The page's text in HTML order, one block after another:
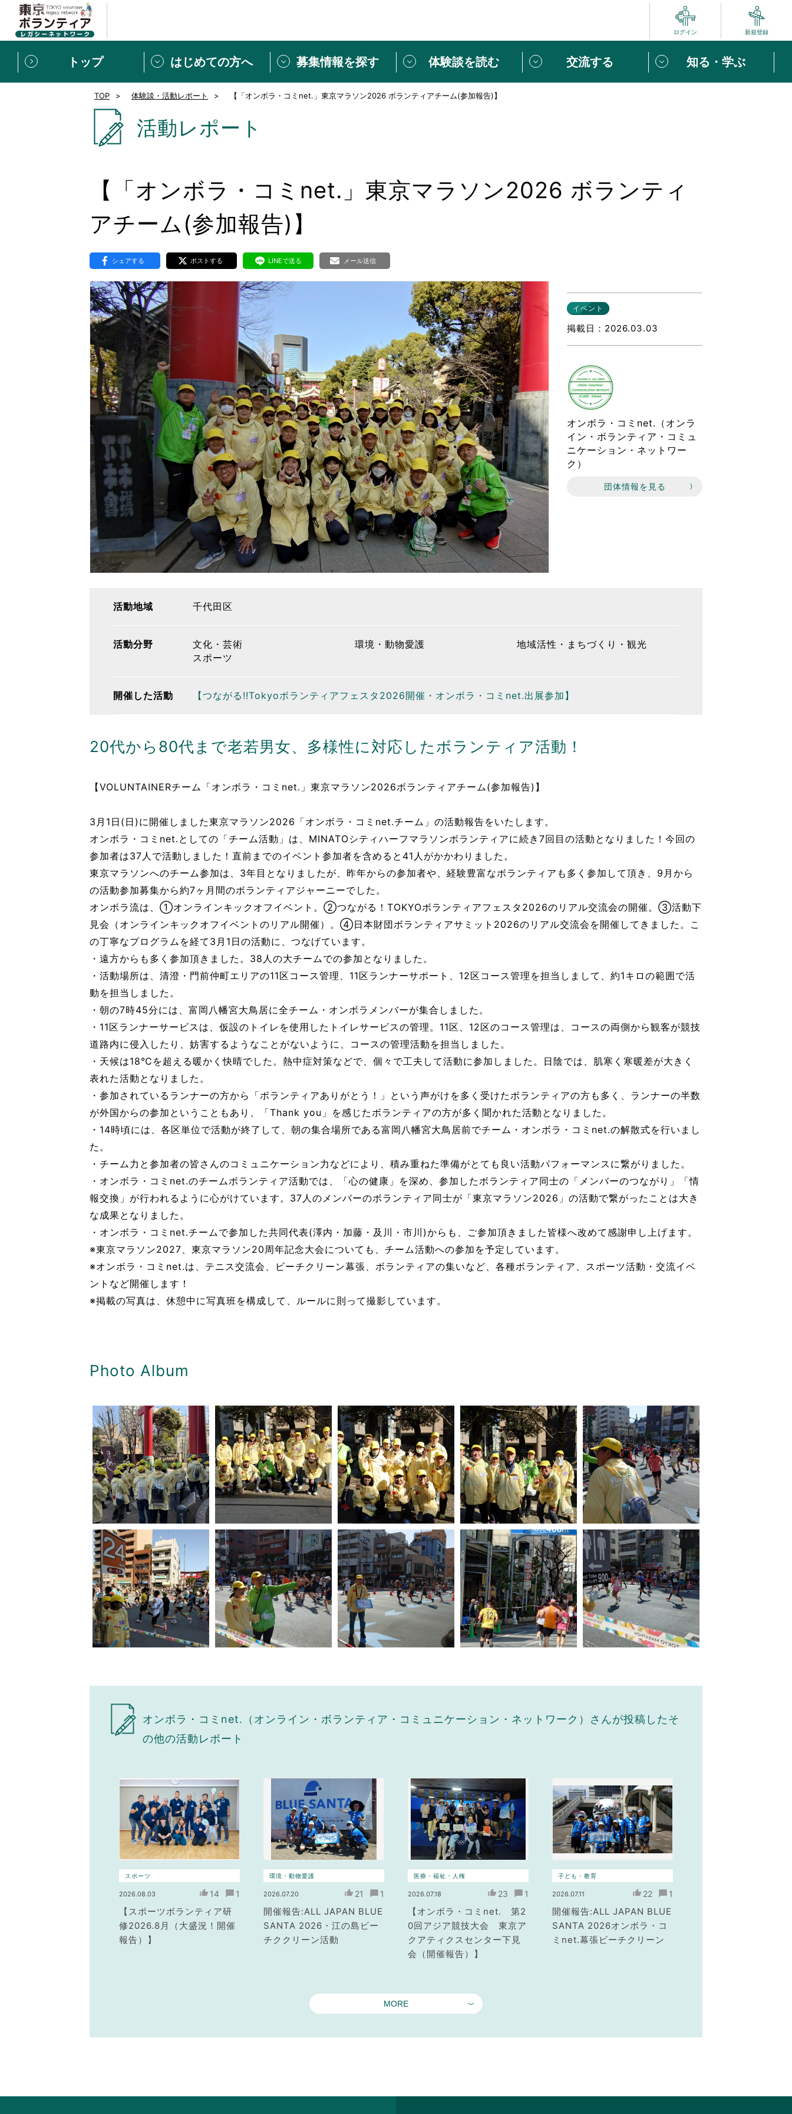
ログイン 新規登録
トップ はじめての方へ
新規登録 ボランティアをしたい方は
東京ボランティアレガシーネットワークとは ボランティアはじめての方へ
VLNポイントとは 中高生が参加できるボランティア
募集情報を探す
募集情報
体験談を読む
[個人] 体験談
交流する
ボランティアの広場
知る・学ぶ
新着記事一覧
ボランティアはじめの一歩
東京2020大会の軌跡
シティキャスト
おもてなし語学ボランティア
ボランティア関連ニュース（外部記事）
TOP 体験談・活動レポート 【「オンボラ・コミnet.」東京マラソン2026 ボランティアチーム(参加報告)】
活動レポート
【「オンボラ・コミnet.」東京マラソン2026 ボランティ
アチーム(参加報告)】
シェアする ポストする LINEで送る メール送信
イベント
掲載日 2026.03.03
オンボラ・コミnet.（オンラ
イン・ボランティア・コミュ
ニケーション・ネットワー
ク）
団体情報を見る
活動地域 千代田区
活動分野 文化・芸術 環境・動物愛護
地域活性・まちづくり・観光
スポーツ
開催した活動 【つながる!!Tokyoボランティアフェスタ2026開催・オンボラ・コミnet.出展参加】
20代から80代まで老若男女、多様性に対応したボランティア活動！
【VOLUNTAINERチーム「オンボラ・コミnet.」東京マラソン2026ボランティアチーム(参加報告)】
3月1日(日)に開催しました東京マラソン2026「オンボラ・コミnet.チーム」の活動報告をいたします。
オンボラ・コミnet.としての「チーム活動」は、MINATOシティハーフマラソンボランティアに続き7回目の活動となりました！今回の
参加者は37人で活動しました！直前までのイベント参加者を含めると41人がかかわりました。
東京マラソンへのチーム参加は、3年目となりましたが、昨年からの参加者や、経験豊富なボランティアも多く参加して頂き、9月から
の活動参加募集から約7ヶ月間のボランティアジャーニーでした。
オンボラ流は、①オンラインキックオフイベント。②つながる！TOKYOボランティアフェスタ2026のリアル交流会の開催。③活動下
見会（オンラインキックオフイベントのリアル開催）。④日本財団ボランティアサミット2026のリアル交流会を開催してきました。こ
の丁寧なプログラムを経て3月1日の活動に、つなげています。
・遠方からも多く参加頂きました。38人の大チームでの参加となりました。
・活動場所は、清澄・門前仲町エリアの11区コース管理、11区ランナーサポート、12区コース管理を担当しまして、約1キロの範囲で活
動を担当しました。
・朝の7時45分には、富岡八幡宮大鳥居に全チーム・オンボラメンバーが集合しました。
・11区ランナーサービスは、仮設のトイレを使用したトイレサービスの管理。11区、12区のコース管理は、コースの両側から観客が競技
道路内に侵入したり、妨害するようなことがないように、コースの管理活動を担当しました。
・天候は18℃を超える暖かく快晴でした。熱中症対策などで、個々で工夫して活動に参加しました。日陰では、肌寒く寒暖差が大きく
表れた活動となりました。
・参加されているランナーの方から「ボランティアありがとう！」という声がけを多く受けたボランティアの方も多く、ランナーの半数
が外国からの参加ということもあり、「Thank you」を感じたボランティアの方が多く聞かれた活動となりました。
・14時頃には、各区単位で活動が終了して、朝の集合場所である富岡八幡宮大鳥居前でチーム・オンボラ・コミnet.の解散式を行いまし
た。
・チーム力と参加者の皆さんのコミュニケーション力などにより、積み重ねた準備がとても良い活動パフォーマンスに繋がりました。
・オンボラ・コミnet.のチームボランティア活動では、「心の健康」を深め、参加したボランティア同士の「メンバーのつながり」「情
報交換」が行われるように心がけています。37人のメンバーのボランティア同士が「東京マラソン2026」の活動で繋がったことは大き
な成果となりました。
・オンボラ・コミnet.チームで参加した共同代表(澤内・加藤・及川・市川)からも、ご参加頂きました皆様へ改めて感謝申し上げます。
※東京マラソン2027、東京マラソン20周年記念大会についても、チーム活動への参加を予定しています。
※オンボラ・コミnet.は、テニス交流会、ビーチクリーン幕張、ボランティアの集いなど、各種ボランティア、スポーツ活動・交流イベ
ントなど開催します！
※掲載の写真は、休憩中に写真班を構成して、ルールに則って撮影しています。
Photo Album
オンボラ・コミnet.（オンライン・ボランティア・コミュニケーション・ネットワーク）さんが投稿したそ
の他の活動レポート
スポーツ
2026.08.03 14 1
【スポーツボランティア研
修2026.8月（大盛況！開催
報告）】
環境・動物愛護
2026.07.20 21 1
開催報告:ALL JAPAN BLUE
SANTA 2026・江の島ビー
チククリーン活動
医療・福祉・人権
2026.07.18 23 1
【オンボラ・コミnet. 第2
0回アジア競技大会 東京ア
クアティクスセンター下見
会（開催報告）】
子ども・教育
2026.07.11 22 1
開催報告:ALL JAPAN BLUE
SANTA 2026オンボラ・コ
ミnet.幕張ビーチクリーン
MORE